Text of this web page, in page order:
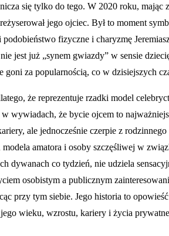
się tylko do tego. W 2020 roku,
jego ojciec. Był to moment
fizyczne i charyzmę
jest już „synem gwiazdy” w sensie
za popularnością, co w dzisiejszych
że reprezentuje rzadki model
wywiadach, że bycie ojcem to
ale jednocześnie czerpie z
amatora i osoby szczęśliwej w
dywanach co tydzień, nie udziela
osobistym a publicznym
przy tym siebie. Jego historia to
wieku, wzrostu, kariery i życia